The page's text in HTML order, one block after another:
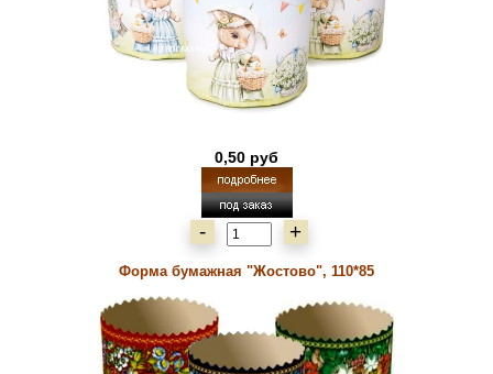
0,50 руб
- +
Форма бумажная "Жостово", 110*85